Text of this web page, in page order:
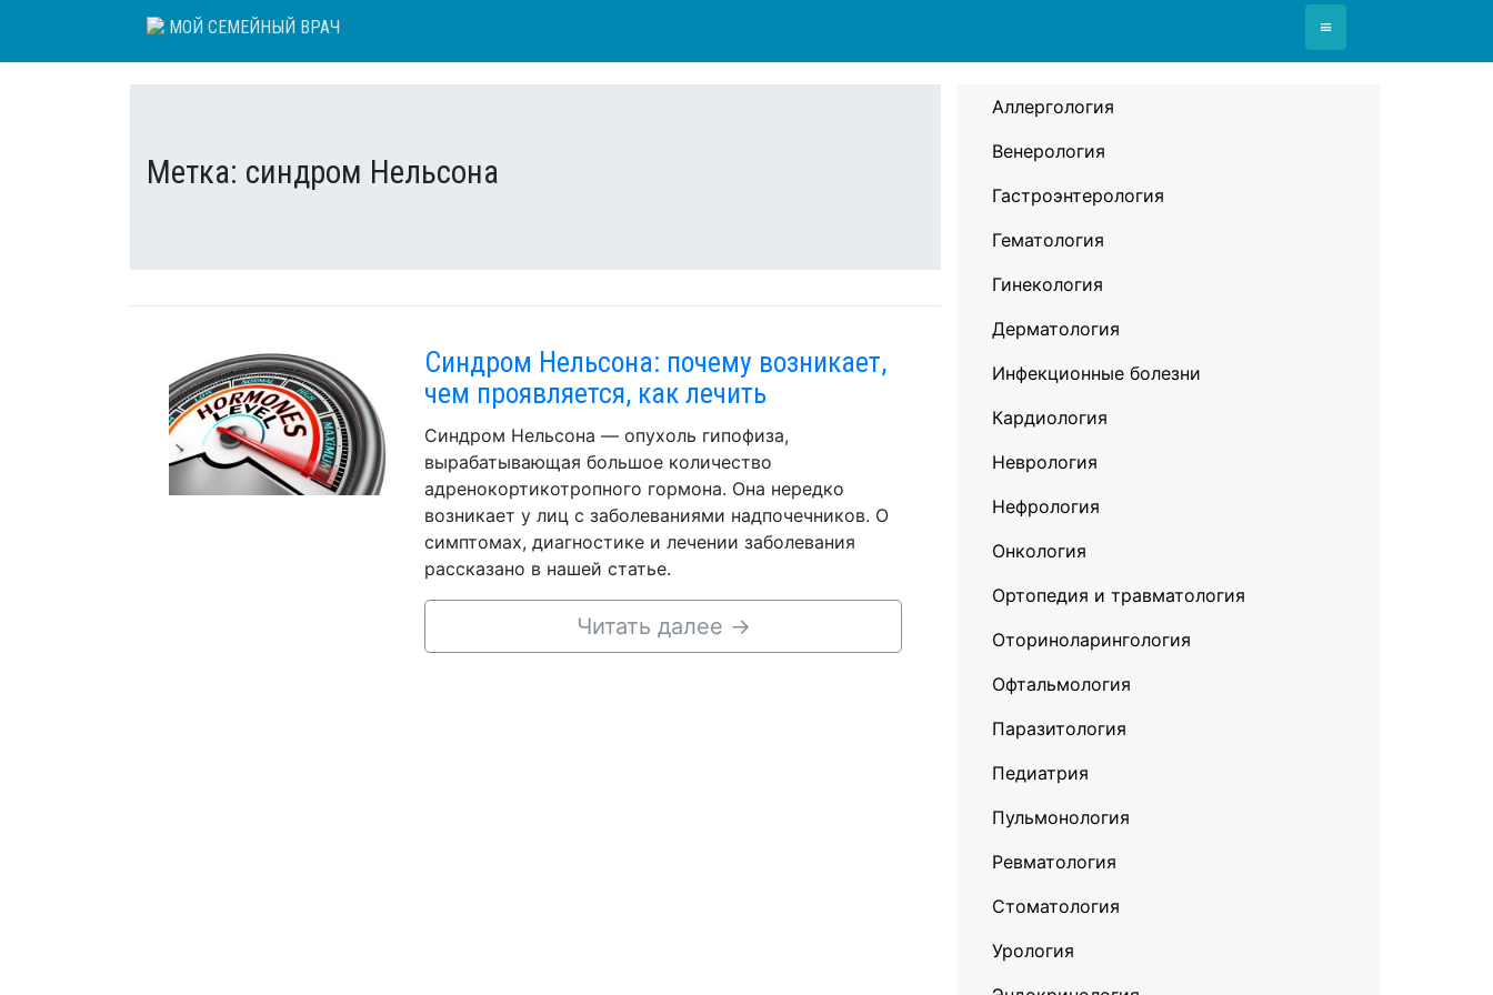
content
МОЙ СЕМЕЙНЫЙ ВРАЧ ≡
Метка: синдром Нельсона
Синдром Нельсона: почему возникает,
чем проявляется, как лечить
Синдром Нельсона — опухоль гипофиза,
вырабатывающая большое количество
адренокортикотропного гормона. Она нередко
возникает у лиц с заболеваниями надпочечников. О
симптомах, диагностике и лечении заболевания
рассказано в нашей статье.
Читать далее →
Аллергология
Венерология
Гастроэнтерология
Гематология
Гинекология
Дерматология
Инфекционные болезни
Кардиология
Неврология
Нефрология
Онкология
Ортопедия и травматология
Оториноларингология
Офтальмология
Паразитология
Педиатрия
Пульмонология
Ревматология
Стоматология
Урология